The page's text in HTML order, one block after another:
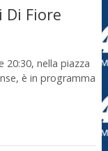
Di Fiore
20:30, nella piazza
è in programma